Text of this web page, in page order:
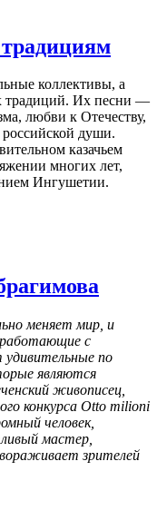
коллективы, а
традиций. Их песни —
любви к Отечеству,
души.
казачьем
многих лет,
Ингушетии.
меняет мир, и
работающие с
по
являются
живописец,
конкурса Otto milioni
человек,
мастер,
зрителей